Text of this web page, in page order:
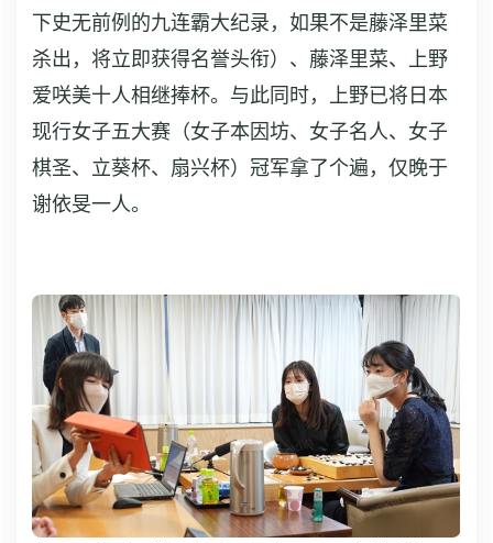
下史无前例的九连霸大纪录，如果不是藤泽里菜
杀出，将立即获得名誉头衔）、藤泽里菜、上野
爱咲美十人相继捧杯。与此同时，上野已将日本
现行女子五大赛（女子本因坊、女子名人、女子
棋圣、立葵杯、扇兴杯）冠军拿了个遍，仅晚于
谢依旻一人。